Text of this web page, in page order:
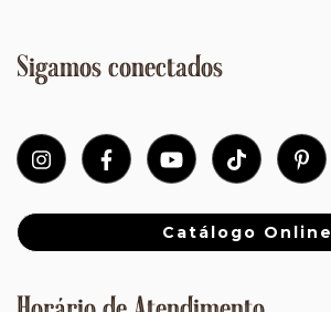
Sigamos conectados
Catálogo Online